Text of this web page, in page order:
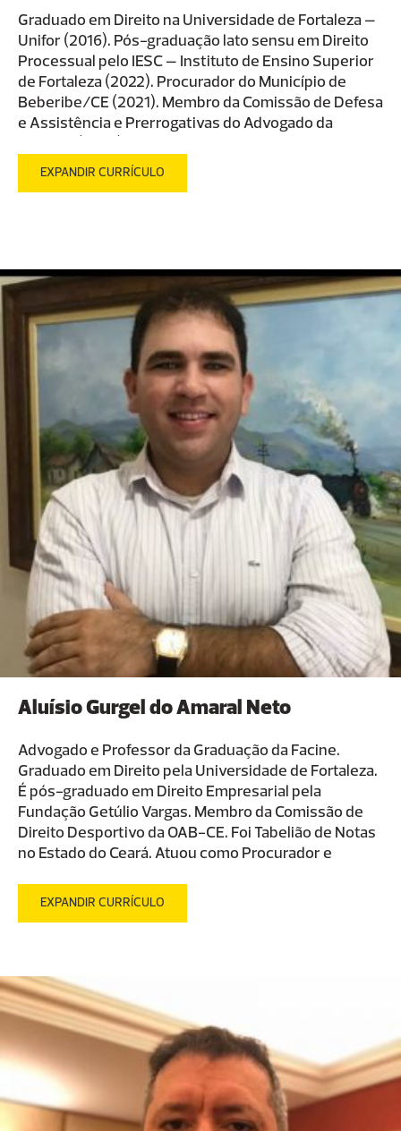
Graduado em Direito na Universidade de Fortaleza –
Unifor (2016). Pós-graduação lato sensu em Direito
Processual pelo IESC – Instituto de Ensino Superior
de Fortaleza (2022). Procurador do Município de
Beberibe/CE (2021). Membro da Comissão de Defesa
e Assistência e Prerrogativas do Advogado da
Advocacia e Consultoria Gurgel do Amaral.
EXPANDIR CURRÍCULO
Aluísio Gurgel do Amaral Neto
Advogado e Professor da Graduação da Facine.
Graduado em Direito pela Universidade de Fortaleza.
É pós-graduado em Direito Empresarial pela
Fundação Getúlio Vargas. Membro da Comissão de
Direito Desportivo da OAB-CE. Foi Tabelião de Notas
no Estado do Ceará. Atuou como Procurador e
Autor da obra “A função social da propriedade
EXPANDIR CURRÍCULO